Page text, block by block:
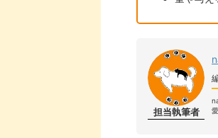
担当執筆者